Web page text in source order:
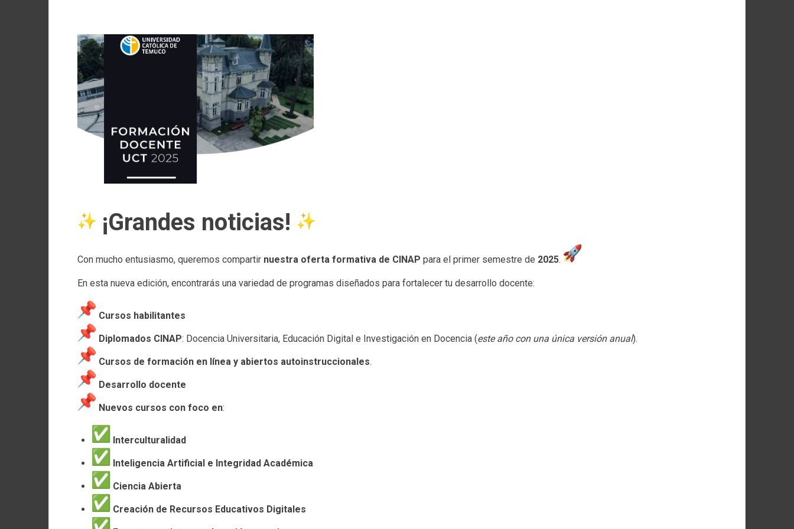
¡Grandes noticias!
Con mucho entusiasmo, queremos compartir nuestra oferta formativa de CINAP para el primer semestre de 2025.
En esta nueva edición, encontrarás una variedad de programas diseñados para fortalecer tu desarrollo docente:
Cursos habilitantes
Diplomados CINAP: Docencia Universitaria, Educación Digital e Investigación en Docencia (este año con una única versión anual).
Cursos de formación en línea y abiertos autoinstruccionales.
Desarrollo docente
Nuevos cursos con foco en:
Interculturalidad
Inteligencia Artificial e Integridad Académica
Ciencia Abierta
Creación de Recursos Educativos Digitales